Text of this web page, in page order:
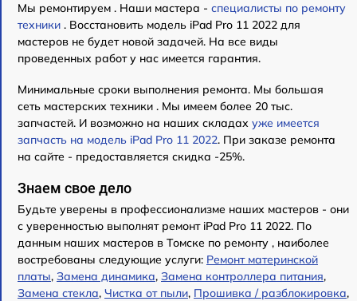
Мы ремонтируем . Наши мастера - специалисты по ремонту
техники . Восстановить модель iPad Pro 11 2022 для
мастеров не будет новой задачей. На все виды
проведенных работ у нас имеется гарантия.
Минимальные сроки выполнения ремонта. Мы большая
сеть мастерских техники . Мы имеем более 20 тыс.
запчастей. И возможно на наших складах уже имеется
запчасть на модель iPad Pro 11 2022. При заказе ремонта
на сайте - предоставляется скидка -25%.
Знаем свое дело
Будьте уверены в профессионализме наших мастеров - они
с уверенностью выполнят ремонт iPad Pro 11 2022. По
данным наших мастеров в Томске по ремонту , наиболее
востребованы следующие услуги: Ремонт материнской
платы, Замена динамика, Замена контроллера питания,
Замена стекла, Чистка от пыли, Прошивка / разблокировка,